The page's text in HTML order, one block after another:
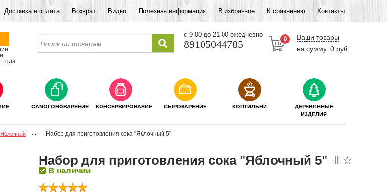
Доставка и оплата Возврат Видео Полезная информация В избранное К сравнению Контакты
года
c 9-00 до 21-00 ежедневно
89105044785 0
Ваши товары
на сумму: 0 руб.
САМОГОНОВАРЕНИЕ КОНСЕРВИРОВАНИЕ СЫРОВАРЕНИЕ КОПТИЛЬНИ
ДЕРЕВЯННЫЕ
ИЗДЕЛИЯ
Яблочный Набор для приготовления сока "Яблочный 5"
Набор для приготовления сока "Яблочный 5"
В наличии